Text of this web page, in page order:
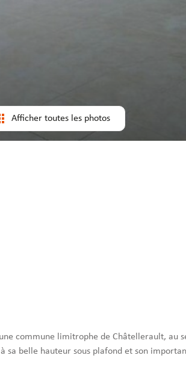
Afficher toutes les photos
commune limitrophe de Châtellerault, au
sa belle hauteur sous plafond et son